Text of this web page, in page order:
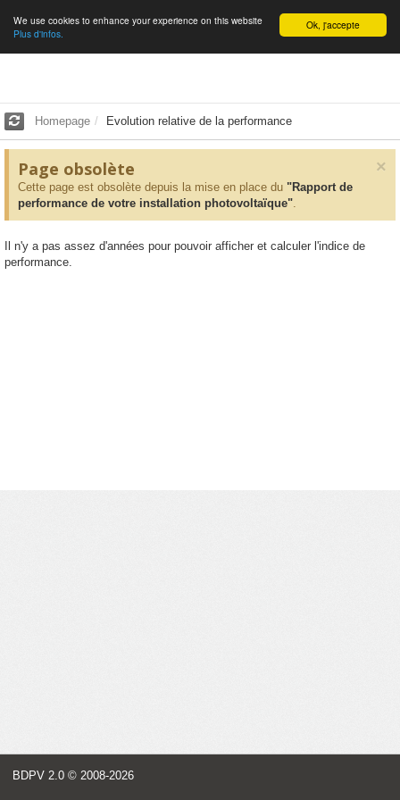
English Ok, j'accepte
We use cookies to enhance your experience on this website
Plus d'infos.
Homepage Evolution relative de la performance
×
Page obsolète
Cette page est obsolète depuis la mise en place du "Rapport de
performance de votre installation photovoltaïque".
Il n'y a pas assez d'années pour pouvoir afficher et calculer l'indice de
performance.
BDPV 2.0 © 2008-2026